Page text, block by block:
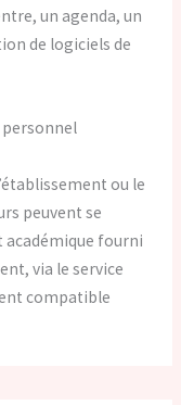
un agenda, un
de logiciels de
personnel
ou le
peuvent se
fourni
via le service
compatible